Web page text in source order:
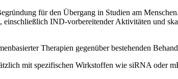
für den Übergang in Studien am
IND-vorbereitender Aktivitäten und
Therapien gegenüber bestehenden
mit spezifischen Wirkstoffen wie siRNA oder